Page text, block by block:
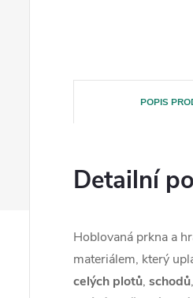
POPIS
Detailní
Hoblovaná prkna a
materiálem, který
celých plotů, schodů,